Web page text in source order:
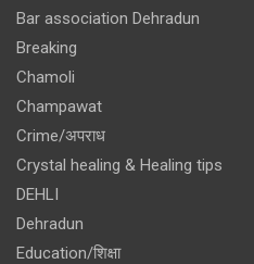
Bar association Dehradun
Breaking
Chamoli
Champawat
Crime/अपराध
Crystal healing & Healing tips
DEHLI
Dehradun
Education/शिक्षा